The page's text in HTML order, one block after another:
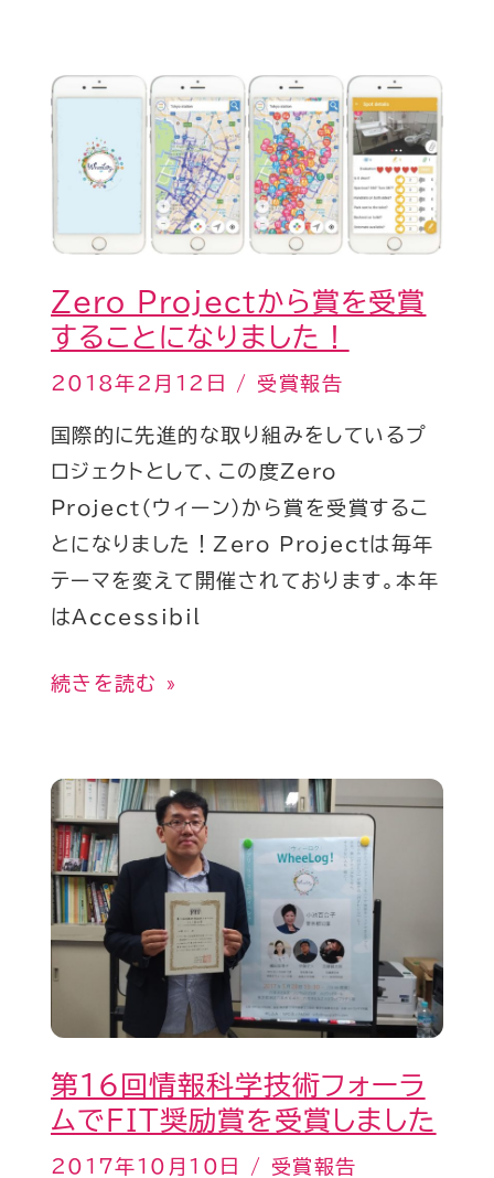
国
し
ま
Zero Projectから賞を受賞
することになりました！
2018年2月12日 / 受賞報告
国際的に先進的な取り組みをしているプ
ロジェクトとして、この度Zero
Project（ウィーン）から賞を受賞するこ
とになりました！Zero Projectは毎年
テーマを変えて開催されております。本年
はAccessibil
Zero
Project
賞
受
賞
す
し
続きを読む »
第16回情報科学技術フォーラ
ムでFIT奨励賞を受賞しました
2017年10月10日 / 受賞報告
第
16
回
情
報
科
術
フ
ォ